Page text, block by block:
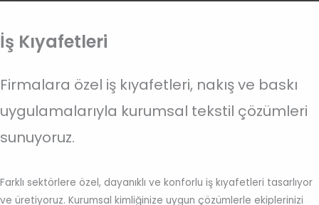
İş Kıyafetleri
Firmalara özel iş kıyafetleri, nakış ve baskı
uygulamalarıyla kurumsal tekstil çözümleri
sunuyoruz.
Farklı sektörlere özel, dayanıklı ve konforlu iş kıyafetleri tasarlıyor
ve üretiyoruz. Kurumsal kimliğinize uygun çözümlerle ekiplerinizi